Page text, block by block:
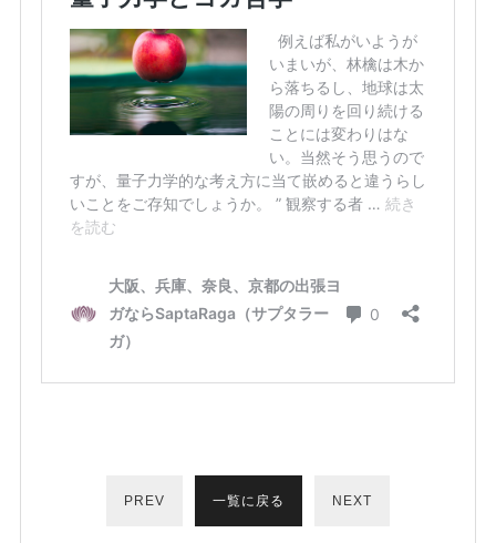
PREV 一覧に戻る NEXT